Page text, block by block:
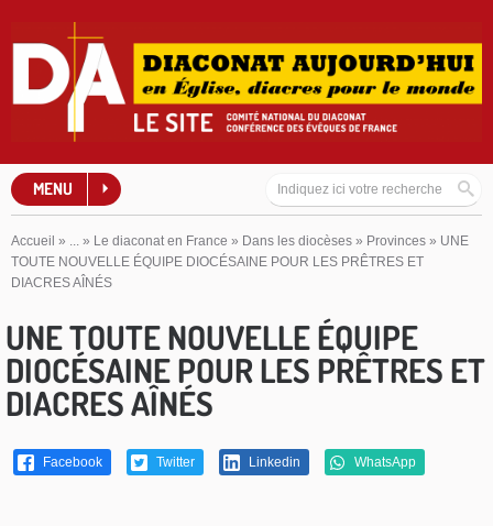
MENU
Accueil » » Le diaconat en France » Dans les diocèses » Provinces » UNE
TOUTE NOUVELLE ÉQUIPE DIOCÉSAINE POUR LES PRÊTRES ET
DIACRES AÎNÉS
UNE TOUTE NOUVELLE ÉQUIPE
DIOCÉSAINE POUR LES PRÊTRES ET
DIACRES AÎNÉS
Facebook Twitter Linkedin WhatsApp